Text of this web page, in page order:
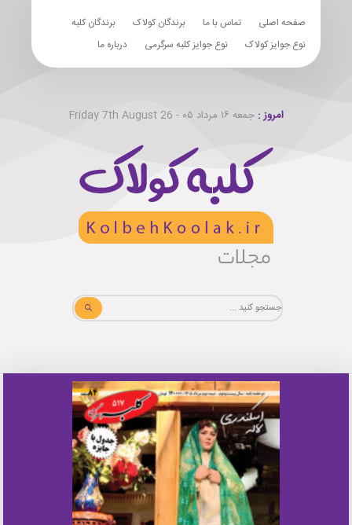
صفحه اصلی تماس با ما برندگان کولاک
برندگان کلبه
نوع جوایز کولاک
نوع جوایز کلبه سرگرمی درباره ما
امروز :جمعه ۱۶ مرداد ۰۵ - Friday 7th August 26